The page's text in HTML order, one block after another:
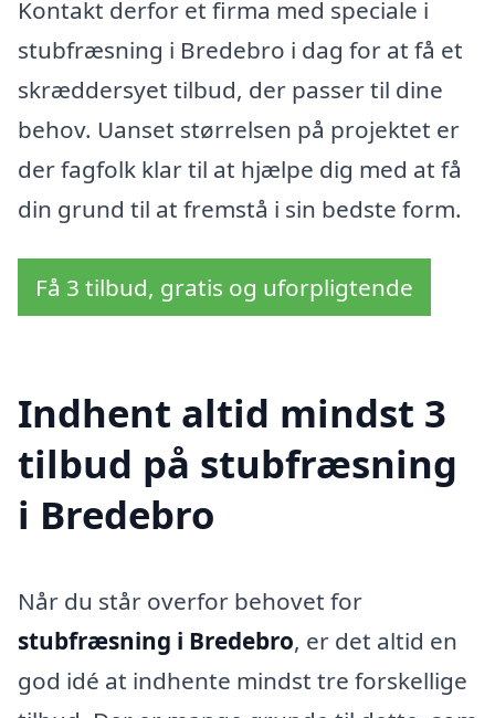
Kontakt derfor et firma med speciale i
stubfræsning i Bredebro i dag for at få et
skræddersyet tilbud, der passer til dine
behov. Uanset størrelsen på projektet er
der fagfolk klar til at hjælpe dig med at få
din grund til at fremstå i sin bedste form.
Få 3 tilbud, gratis og uforpligtende
Indhent altid mindst 3
tilbud på stubfræsning
i Bredebro
Når du står overfor behovet for
stubfræsning i Bredebro, er det altid en
god idé at indhente mindst tre forskellige